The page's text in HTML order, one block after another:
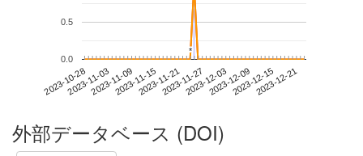
2023-10-282023-11-032023-11-092023-11-152023-11-212023-11-272023-12-032023-12-092023-12-152023-12-21
0.0
0.5
**
外部データベース (DOI)